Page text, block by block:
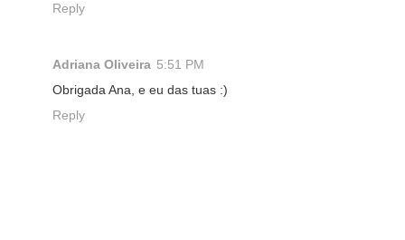
Reply
Adriana Oliveira 5:51 PM
Obrigada Ana, e eu das tuas :)
Reply